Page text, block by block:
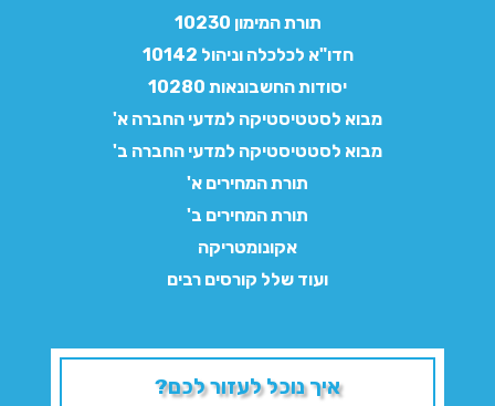
תורת המימון 10230
חדו"א לכלכלה וניהול 10142
יסודות החשבונאות 10280
מבוא לסטטיסטיקה למדעי החברה א'
מבוא לסטטיסטיקה למדעי החברה ב'
תורת המחירים א'
תורת המחירים ב'
אקונומטריקה
ועוד שלל קורסים רבים
איך נוכל לעזור לכם?